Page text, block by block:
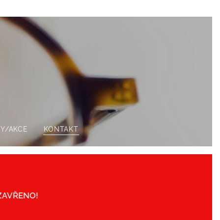
AKCE KONTAKT